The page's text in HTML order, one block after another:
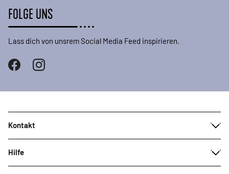
FOLGE UNS
Lass dich von unsrem Social Media Feed inspirieren.
Kontakt
Hilfe